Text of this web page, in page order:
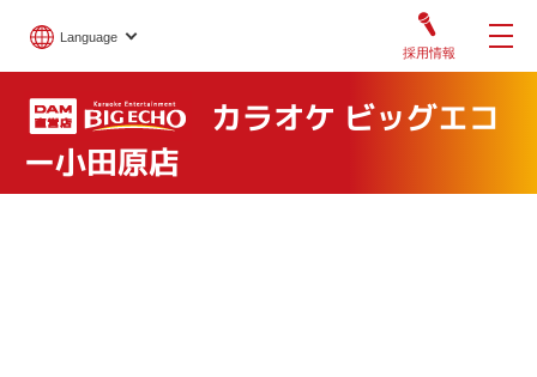
Language
採用情報
カラオケ ビッグエコ
ー小田原店